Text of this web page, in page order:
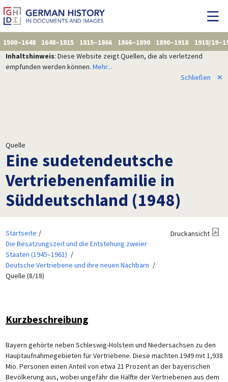
1500–1648 1648–1815 1815–1866 1866–1890 1890–1918
1918/
Inhaltshinweis: Diese Website zeigt Quellen, die als verletzend
empfunden werden können. Mehr...
Schließen
✕
Quelle
Eine sudetendeutsche
Vertriebenenfamilie in
Süddeutschland (1948)
Startseite
Die Besatzungszeit und die Entstehung zweier
Staaten (1945–1961)
Deutsche Vertriebene und ihre neuen Nachbarn
Quelle (8/18)
Druckansicht
Kurzbeschreibung
Bayern gehörte neben Schleswig-Holstein und Niedersachsen zu den
Hauptaufnahmegebieten für Vertriebene. Diese machten 1949 mit 1,938
Mio. Personen einen Anteil von etwa 21 Prozent an der bayerischen
Bevölkerung aus, wobei ungefähr die Hälfte der Vertriebenen aus dem